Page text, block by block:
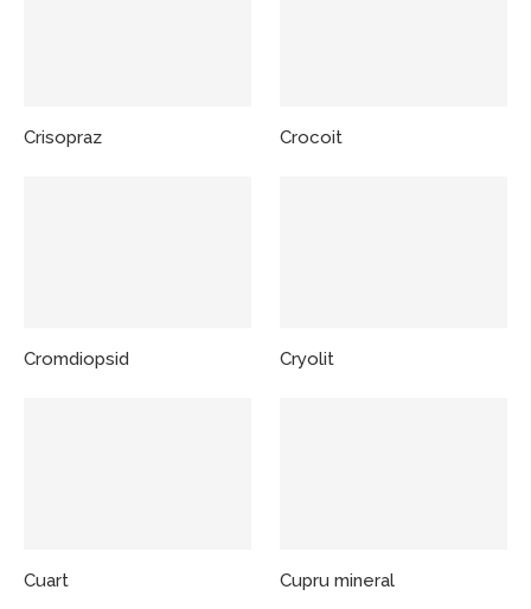
Crisopraz Crocoit
Cromdiopsid Cryolit
Cuart Cupru mineral